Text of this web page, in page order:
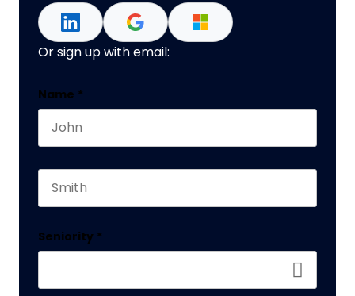
Or sign up with email:
X/Twitter
Name *
Seniority *